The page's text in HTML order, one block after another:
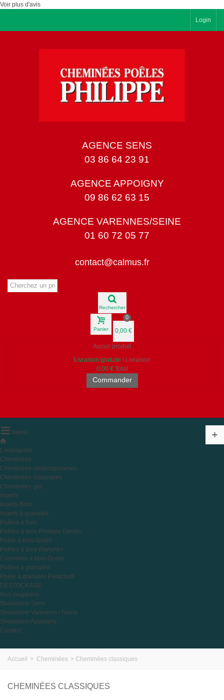
Voir plus d'avis
Login
AGENCE SENS
03 86 64 23 91
AGENCE APPOIGNY
09 86 62 63 15
AGENCE VARENNES/SEINE
01 60 72 05 77
contact@calmus.fr
Rechercher
Panier
0
0,00 €
Aucun produit
Livraison gratuite ! Livraison
0,00 € Total
Commander
Menu
L'entreprise
Cheminées
Cheminées contemporaines
Cheminées classiques
Cheminées gaz
Inserts
Inserts Bois
Inserts à granulés
Poêles à bois
Poêles à bois Philippe Design
Poêle à bois Godin
Poêles à bois étanches
Cuisinière à bois Godin
Poêles à granulés
Poêle à granulés Palazzetti
DESTOCKAGE
Nos magasins
Showroom Sens
Showroom Varennes / Seine
Showroom Appoigny
Contact
Accueil > Cheminées > Cheminées classiques
CHEMINÉES CLASSIQUES